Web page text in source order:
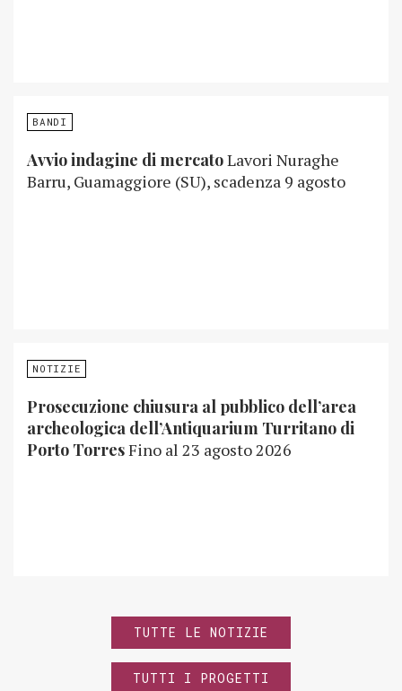
BANDI
Avvio indagine di mercatoLavori Nuraghe
Barru, Guamaggiore (SU), scadenza 9 agosto
NOTIZIE
Prosecuzione chiusura al pubblico dell’area
archeologica dell’Antiquarium Turritano di
Porto TorresFino al 23 agosto 2026
TUTTE LE NOTIZIE
TUTTI I PROGETTI